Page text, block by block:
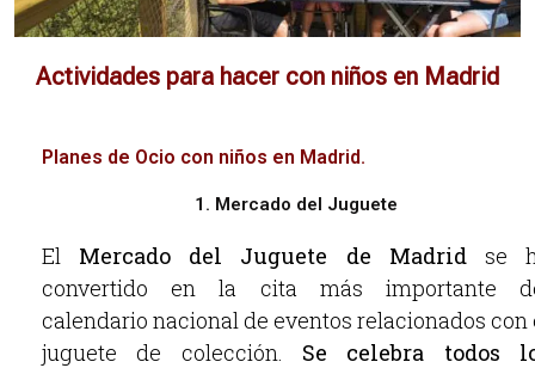
Actividades para hacer con niños en Madrid
Planes de Ocio con niños en Madrid.
1. Mercado del Juguete
El Mercado del Juguete de Madridse
convertido en la cita más importante
calendario nacional de eventos relacionados con
juguete de colección. Se celebra todos